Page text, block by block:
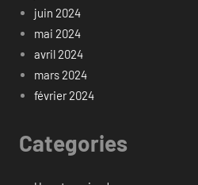
juin 2024
mai 2024
avril 2024
mars 2024
février 2024
Categories